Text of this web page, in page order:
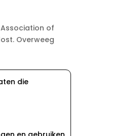
of
Overweeg
die